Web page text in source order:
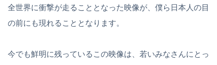
全世界に衝撃が走ることとなった映像が、僕ら日本人の目
の前にも現れることとなります。
今でも鮮明に残っているこの映像は、若いみなさんにとっ